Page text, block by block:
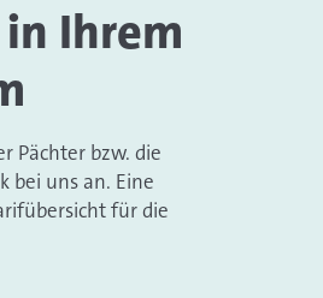
Ihrem
Pächter bzw. die
bei uns an. Eine
für die